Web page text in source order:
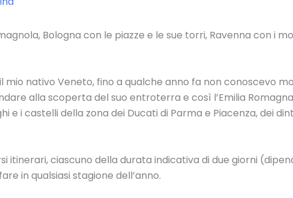
Bologna con le piazze e le sue torri, Ravenna con i
nativo Veneto, fino a qualche anno fa non conoscevo
alla scoperta del suo entroterra e così l’Emilia
e i castelli della zona dei Ducati di Parma e Piacenza, dei
itinerari, ciascuno della durata indicativa di due giorni
in qualsiasi stagione dell’anno.